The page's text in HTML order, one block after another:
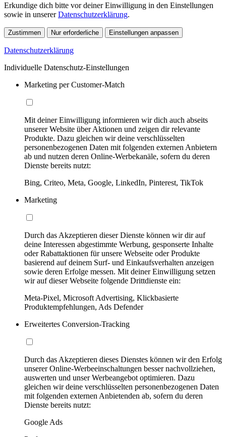
Erkundige dich bitte vor deiner Einwilligung in den Einstellungen
sowie in unsererDatenschutzerklärung.
Zustimmen Nur erforderliche Einstellungen anpassen
Datenschutzerklärung
Individuelle Datenschutz-Einstellungen
Marketing per Customer-Match
Mit deiner Einwilligung informieren wir dich auch abseits
unserer Website über Aktionen und zeigen dir relevante
Produkte. Dazu gleichen wir deine verschlüsselten
personenbezogenen Daten mit folgenden externen Anbietern
ab und nutzen deren Online-Werbekanäle, sofern du deren
Dienste bereits nutzt:
Bing, Criteo, Meta, Google, LinkedIn, Pinterest, TikTok
Marketing
Durch das Akzeptieren dieser Dienste können wir dir auf
deine Interessen abgestimmte Werbung, gesponserte Inhalte
oder Rabattaktionen für unsere Webseite oder Produkte
basierend auf deinem Surf- und Einkaufsverhalten anzeigen
sowie deren Erfolge messen. Mit deiner Einwilligung setzen
wir auf dieser Webseite folgende Drittdienste ein:
Meta-Pixel, Microsoft Advertising, Klickbasierte
Produktempfehlungen, Ads Defender
Erweitertes Conversion-Tracking
Durch das Akzeptieren dieses Dienstes können wir den Erfolg
unserer Online-Werbeeinschaltungen besser nachvollziehen,
auswerten und unser Werbeangebot optimieren. Dazu
gleichen wir deine verschlüsselten personenbezogenen Daten
mit folgenden externen Anbietenden ab, sofern du deren
Dienste bereits nutzt:
Google Ads